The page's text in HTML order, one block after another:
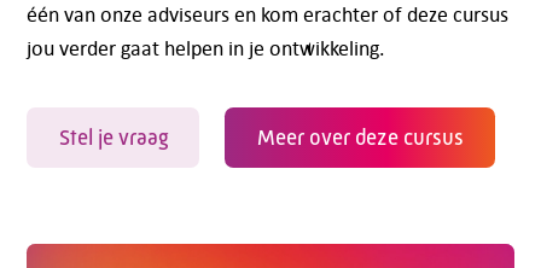
één van onze adviseurs en kom erachter of deze cursus
jou verder gaat helpen in je ontwikkeling.
Stel je vraag Meer over deze cursus